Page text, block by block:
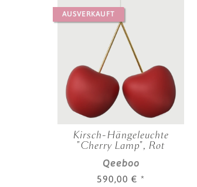
AUSVERKAUFT
Kirsch-Hängeleuchte
"Cherry Lamp", Rot
Qeeboo
590,00 € *